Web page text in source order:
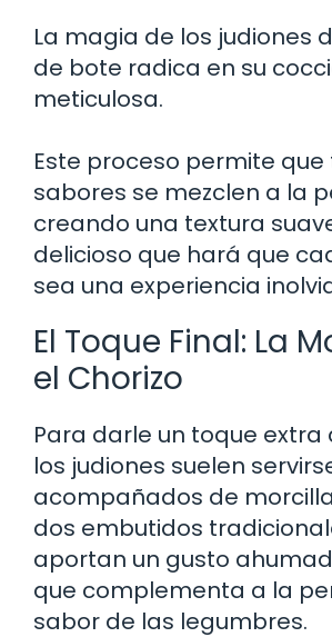
La magia de los judiones
de bote radica en su
meticulosa.
Este proceso permite que
sabores se mezclen a la
creando una textura
delicioso que hará que
sea una experiencia
El Toque Final: La
el Chorizo
Para darle un toque extra
los judiones suelen
acompañados de
dos embutidos
aportan un gusto
que complementa a la
sabor de las legumbres.